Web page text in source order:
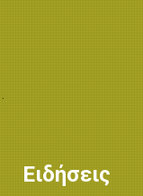
.
Ειδήσεις